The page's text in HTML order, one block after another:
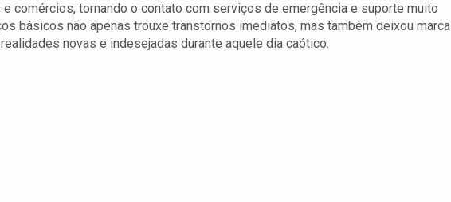
comércios, tornando o contato com serviços de emergência e suporte muito
básicos não apenas trouxe transtornos imediatos, mas também deixou
novas e indesejadas durante aquele dia caótico.